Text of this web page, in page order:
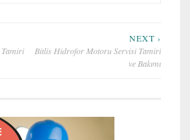
NEXT ›
Bitlis Hidrofor Motoru Servisi Tamiri
ve Bakımı